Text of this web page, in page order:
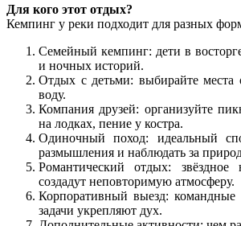
Для кого этот отдых?
Кемпинг у реки подходит для разных
Семейный кемпинг: дети в
и ночных историй.
Отдых с детьми: выбирайте места
воду.
Компания друзей: организуйте
на лодках, пение у костра.
Одиночный поход: идеальный
размышления и наблюдать за
Романтический отдых:
создадут неповторимую атмосферу.
Корпоративный выезд:
задачи укрепляют дух.